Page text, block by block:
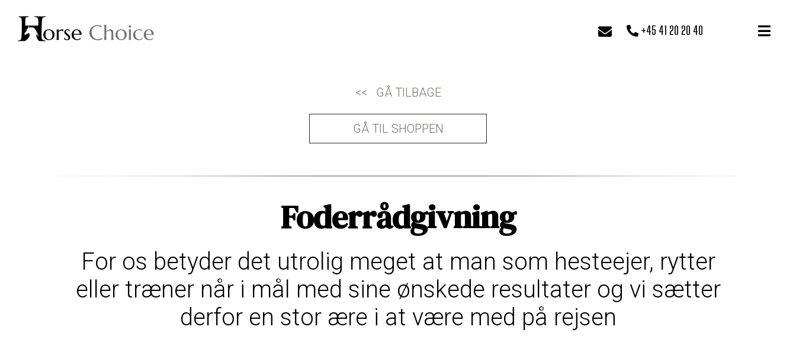
+45 41 20 20 40
<< GÅ TILBAGE
GÅ TIL SHOPPEN
Foderrådgivning
For os betyder det utrolig meget at man som hesteejer, rytter
eller træner når i mål med sine ønskede resultater og vi sætter
derfor en stor ære i at være med på rejsen